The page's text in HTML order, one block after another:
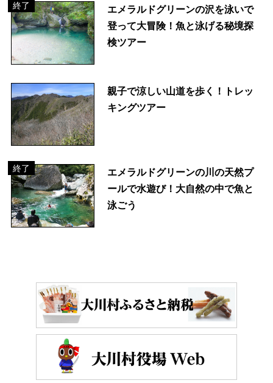
大川村の暮らしが垣間見える山歩きツアーや、村民の4倍が集う謝肉祭、村
の地形を活かしたアクティビティなど、村で体験できるあれやこれやをご紹
介！
イベント情報
施設
コックさんのいる道の駅ならぬ「村の駅」や鉱山跡地にある学校を活用した
宿泊施設など、村にある施設をご紹介！
おしらせ
イベントレポート メディア掲載 日々のこと
終了
エメラルドグリーンの沢を泳いで
登って大冒険！魚と泳げる秘境探
検ツアー
親子で涼しい山道を歩く！トレッ
キングツアー
終了
エメラルドグリーンの川の天然プ
ールで水遊び！大自然の中で魚と
泳ごう